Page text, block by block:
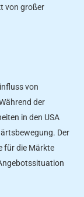
von großer
von
der
in den USA
Der
für die Märkte